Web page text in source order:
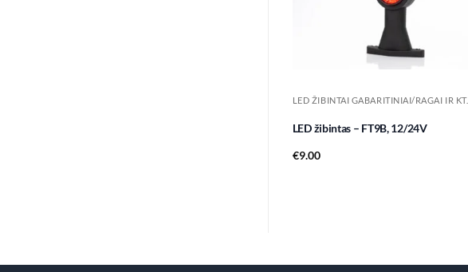
LED ŽIBINTAI GABARITINIAI/RAGAI IR KT.
LED žibintas – FT9B, 12/24V
€9.00